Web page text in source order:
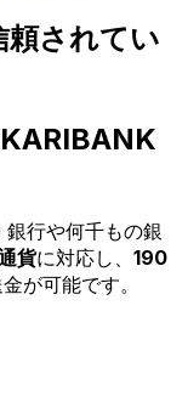
頼されてい
行や何千もの銀
貨に対応し、 190
が可能です。